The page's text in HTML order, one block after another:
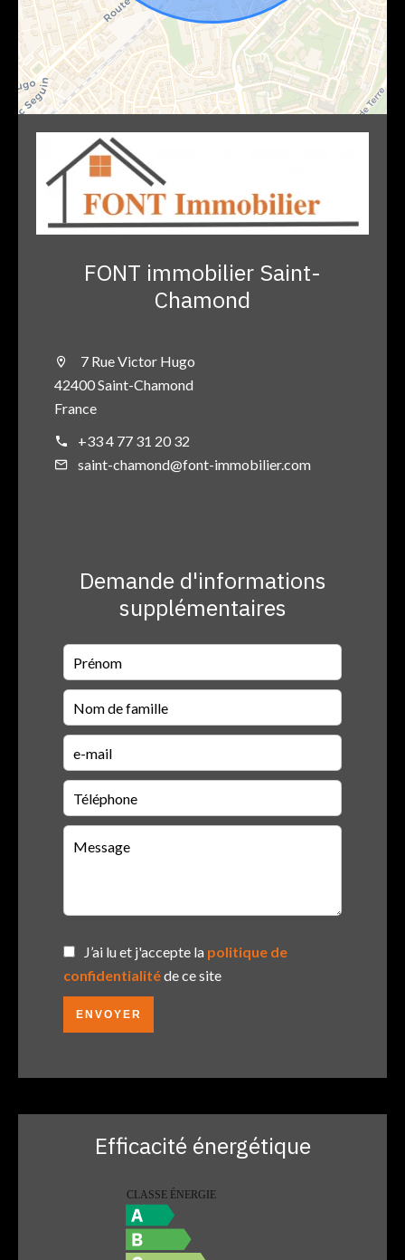
FONT immobilier Saint-
Chamond
7 Rue Victor Hugo
42400 Saint-Chamond
France
+33 4 77 31 20 32
saint-chamond@font-immobilier.com
Demande d'informations
supplémentaires
J’ai lu et j'accepte la politique de
confidentialitéde ce site
ENVOYER
Efficacité énergétique